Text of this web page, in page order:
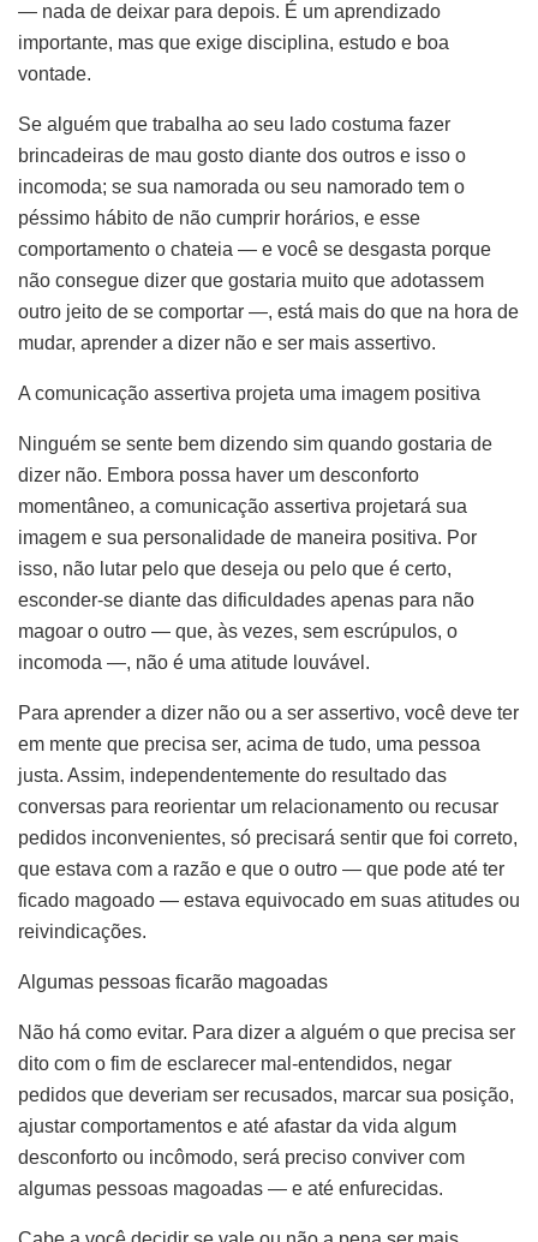
— nada de deixar para depois. É um aprendizado
importante, mas que exige disciplina, estudo e boa
vontade.
Se alguém que trabalha ao seu lado costuma fazer
brincadeiras de mau gosto diante dos outros e isso o
incomoda; se sua namorada ou seu namorado tem o
péssimo hábito de não cumprir horários, e esse
comportamento o chateia — e você se desgasta porque
não consegue dizer que gostaria muito que adotassem
outro jeito de se comportar —, está mais do que na hora de
mudar, aprender a dizer não e ser mais assertivo.
A comunicação assertiva projeta uma imagem positiva
Ninguém se sente bem dizendo sim quando gostaria de
dizer não. Embora possa haver um desconforto
momentâneo, a comunicação assertiva projetará sua
imagem e sua personalidade de maneira positiva. Por
isso, não lutar pelo que deseja ou pelo que é certo,
esconder-se diante das dificuldades apenas para não
magoar o outro — que, às vezes, sem escrúpulos, o
incomoda —, não é uma atitude louvável.
Para aprender a dizer não ou a ser assertivo, você deve ter
em mente que precisa ser, acima de tudo, uma pessoa
justa. Assim, independentemente do resultado das
conversas para reorientar um relacionamento ou recusar
pedidos inconvenientes, só precisará sentir que foi correto,
que estava com a razão e que o outro — que pode até ter
ficado magoado — estava equivocado em suas atitudes ou
reivindicações.
Algumas pessoas ficarão magoadas
Não há como evitar. Para dizer a alguém o que precisa ser
dito com o fim de esclarecer mal-entendidos, negar
pedidos que deveriam ser recusados, marcar sua posição,
ajustar comportamentos e até afastar da vida algum
desconforto ou incômodo, será preciso conviver com
algumas pessoas magoadas — e até enfurecidas.